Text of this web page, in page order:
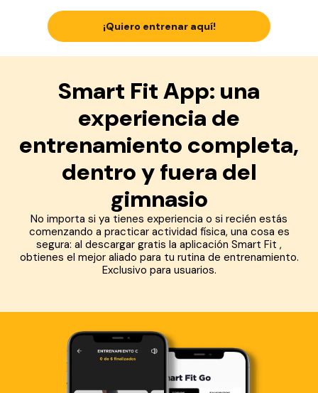
¡Quiero entrenar aquí!
Smart Fit App: una
experiencia de
entrenamiento completa,
dentro y fuera del
gimnasio
No importa si ya tienes experiencia o si recién estás
comenzando a practicar actividad física, una cosa es
segura: al descargar gratis la aplicación Smart Fit ,
obtienes el mejor aliado para tu rutina de entrenamiento.
Exclusivo para usuarios.